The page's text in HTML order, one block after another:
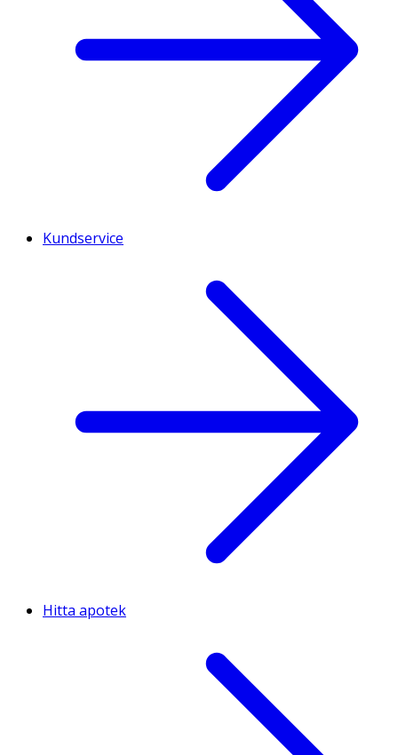
Kundservice
Hitta apotek